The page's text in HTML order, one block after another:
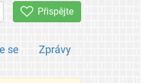
Přispějte
se Zprávy